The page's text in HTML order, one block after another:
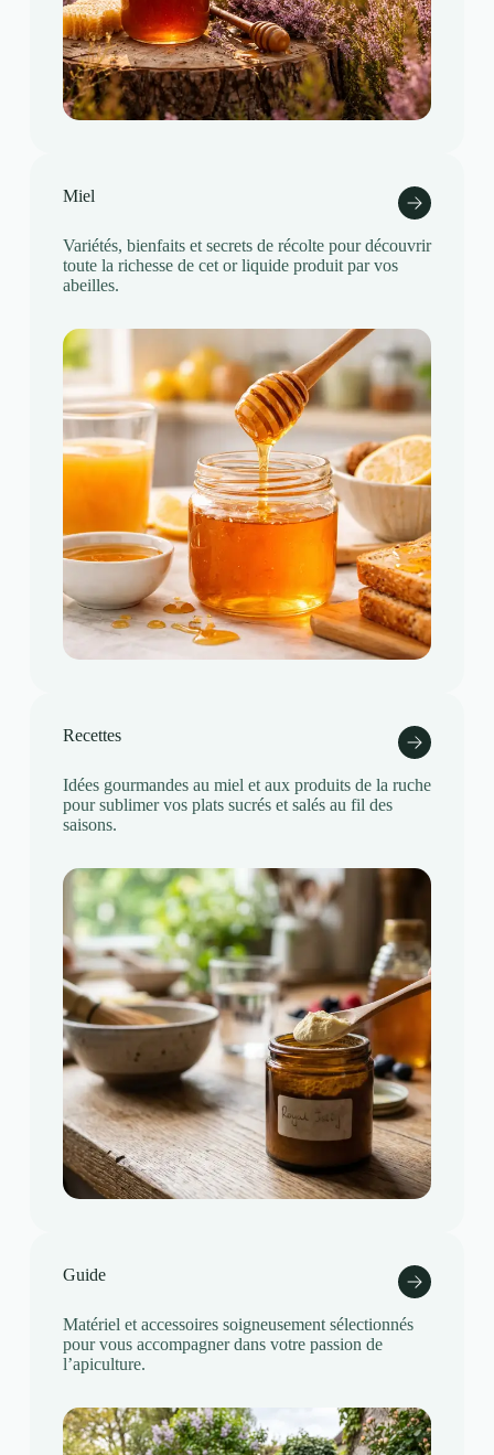
Miel
Variétés, bienfaits et secrets de récolte pour découvrir
toute la richesse de cet or liquide produit par vos
abeilles.
Recettes
Idées gourmandes au miel et aux produits de la ruche
pour sublimer vos plats sucrés et salés au fil des
saisons.
Guide
Matériel et accessoires soigneusement sélectionnés
pour vous accompagner dans votre passion de
l’apiculture.